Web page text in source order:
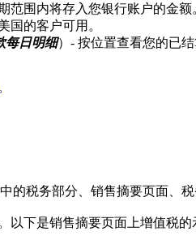
范围内将存入您银行账户的金额
国的客户可用。
每日明细）- 按位置查看您的已结
。
的税务部分、销售摘要页面、
以下是销售摘要页面上增值税的